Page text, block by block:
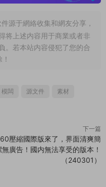
源于網絡收集和網友分享，
将上述内容用于商業或者非
。若本站内容侵犯了您的合
模闆 源文件
素材
下一篇
壓縮國際版來了，界面清爽簡
無廣告！國内無法享受的版本！
（240301）